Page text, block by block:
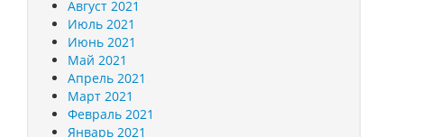
Август 2021
Июль 2021
Июнь 2021
Май 2021
Апрель 2021
Март 2021
Февраль 2021
Январь 2021